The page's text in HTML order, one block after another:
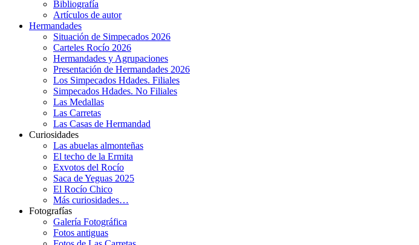
Bibliografía
Artículos de autor
Hermandades
Situación de Simpecados 2026
Carteles Rocío 2026
Hermandades y Agrupaciones
Presentación de Hermandades 2026
Los Simpecados Hdades. Filiales
Simpecados Hdades. No Filiales
Las Medallas
Las Carretas
Las Casas de Hermandad
Curiosidades
Las abuelas almonteñas
El techo de la Ermita
Exvotos del Rocío
Saca de Yeguas 2025
El Rocío Chico
Más curiosidades…
Fotografías
Galería Fotográfica
Fotos antiguas